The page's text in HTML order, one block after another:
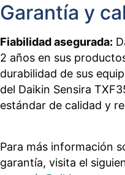
Garantía y
Fiabilidad asegurada:
2 años en sus
durabilidad de sus
del Daikin Sensira
estándar de calidad y
Para más información
garantía, visita el